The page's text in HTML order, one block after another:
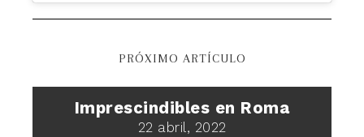
PRÓXIMO ARTÍCULO
Imprescindibles en Roma
22 abril, 2022